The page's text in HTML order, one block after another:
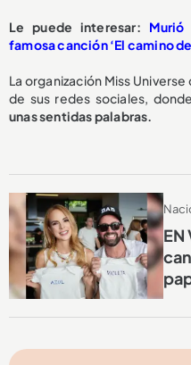
Le puede interesar:
famosa canción ‘El camino
La organización Miss
de sus redes sociales,
unas sentidas palabras.
EN